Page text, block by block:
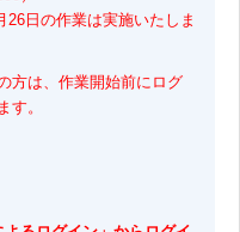
日の作業は実施いたしま
方は、作業開始前にログ
す。